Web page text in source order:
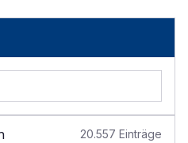
20.557 Einträge